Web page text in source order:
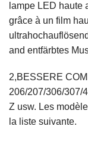
lampe LED haute
grâce à un film
and entfärbtes
2,BESSERE
206/207/306/307/
Z usw. Les
la liste suivante.